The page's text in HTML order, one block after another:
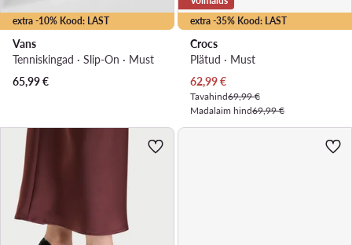
extra -10% Kood: LAST
Vans
Tenniskingad · Slip-On · Must
65,99€
extra -35% Kood: LAST
Crocs
Plätud · Must
Praegune hind
62,99€
Tavahind69,99 €
Madalaim hind69,99 €